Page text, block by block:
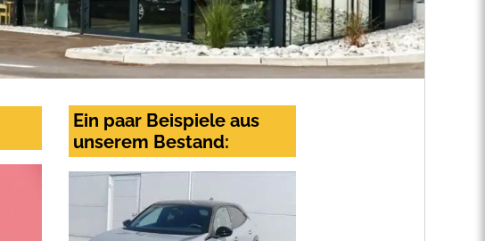
Ein paar Beispiele aus
unserem Bestand: